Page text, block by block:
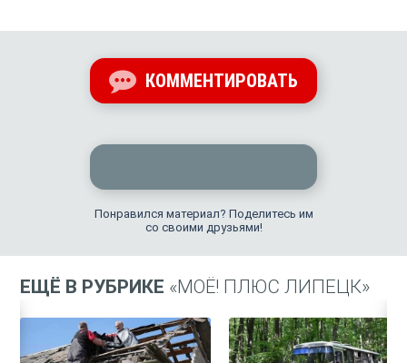
КОММЕНТИРОВАТЬ
Понравился материал? Поделитесь им
со своими друзьями!
ЕЩЁ В РУБРИКЕ «МОЁ! ПЛЮС ЛИПЕЦК»